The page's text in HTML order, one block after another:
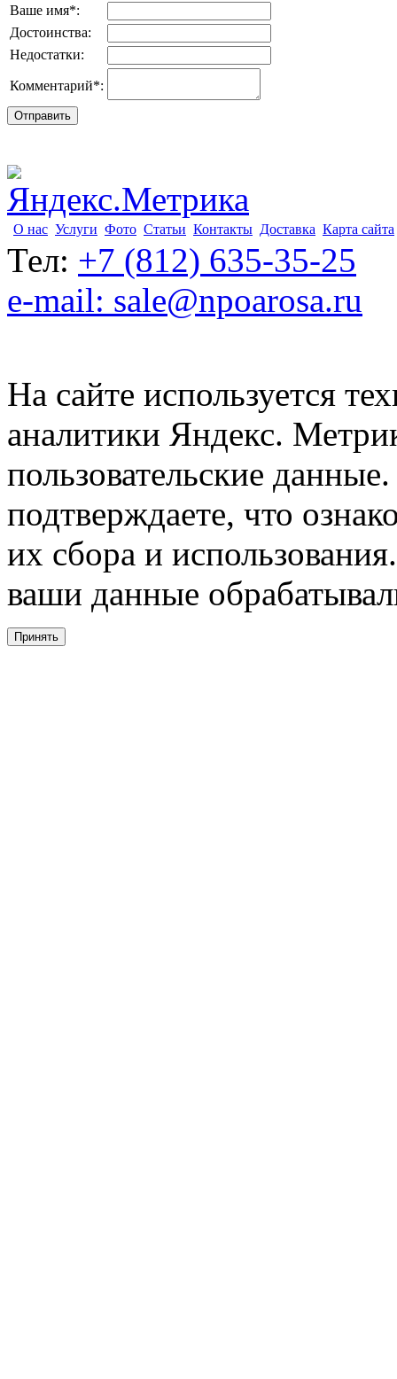
Ваше имя*:
Достоинства:
Недостатки:
Комментарий*:
О нас Услуги Фото Статьи Контакты Доставка Карта сайта
Тел: +7 (812) 635-35-25
e-mail: sale@npoarosa.ru
На сайте используется
аналитики Яндекс.
пользовательские
подтверждаете, что
их сбора и
ваши данные
Принять